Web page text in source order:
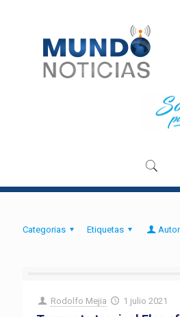
Categorias Etiquetas
Rodolfo Mejia 1 julio 2021